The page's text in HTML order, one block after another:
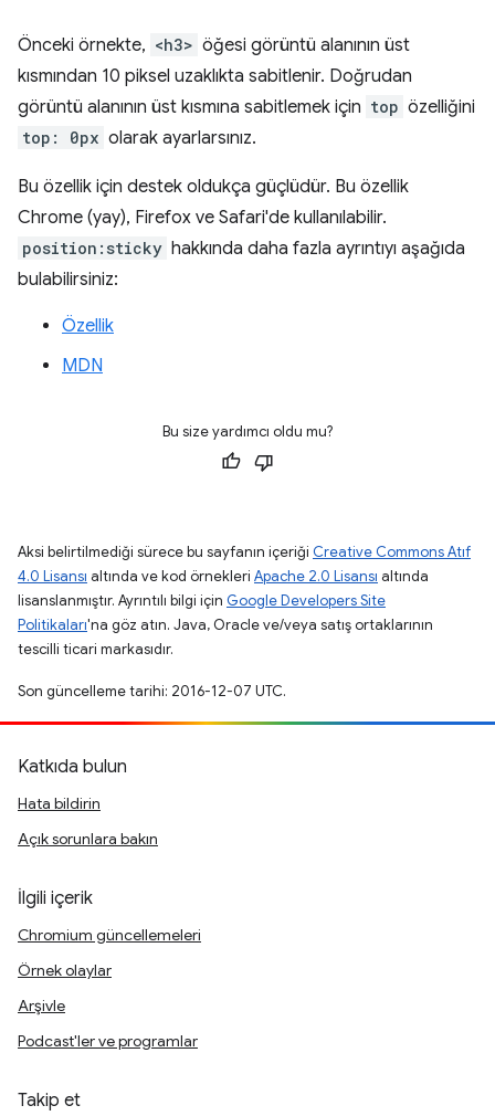
Önceki örnekte, <h3> öğesi görüntü alanının üst
kısmından 10 piksel uzaklıkta sabitlenir. Doğrudan
görüntü alanının üst kısmına sabitlemek için top özelliğini
top: 0px olarak ayarlarsınız.
Bu özellik için destek oldukça güçlüdür. Bu özellik
Chrome (yay), Firefox ve Safari'de kullanılabilir.
position:sticky hakkında daha fazla ayrıntıyı aşağıda
bulabilirsiniz:
Özellik
MDN
Bu size yardımcı oldu mu?
Aksi belirtilmediği sürece bu sayfanın içeriği Creative Commons Atıf
4.0 Lisansı altında ve kod örnekleri Apache 2.0 Lisansı altında
lisanslanmıştır. Ayrıntılı bilgi için Google Developers Site
Politikaları'na göz atın. Java, Oracle ve/veya satış ortaklarının
tescilli ticari markasıdır.
Son güncelleme tarihi: 2016-12-07 UTC.
Katkıda bulun
Hata bildirin
Açık sorunlara bakın
İlgili içerik
Chromium güncellemeleri
Örnek olaylar
Arşivle
Podcast'ler ve programlar
Takip et